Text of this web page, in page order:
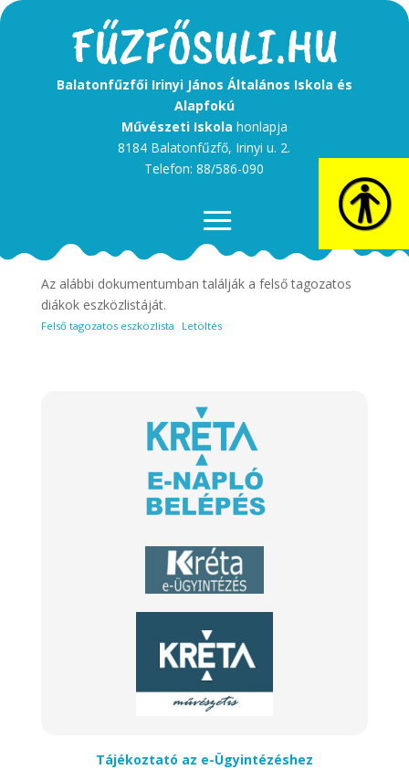
Balatonfűzfői Irinyi János Általános Iskola és
Alapfokú
Művészeti Iskola honlapja
8184 Balatonfűzfő, Irinyi u. 2.
Telefon: 88/586-090
Tisztelt Szülők!
Az alábbi dokumentumban találják a felső tagozatos
diákok eszközlistáját.
Felső tagozatos eszközlista Letöltés
Tájékoztató az e-Ügyintézéshez